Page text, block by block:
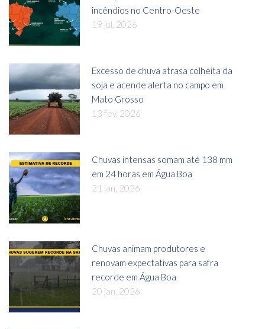
incêndios no Centro-Oeste
19 jul, 2026
Excesso de chuva atrasa colheita da
soja e acende alerta no campo em
Mato Grosso
13 fev, 2026
Chuvas intensas somam até 138 mm
em 24 horas em Água Boa
21 jan, 2026
Chuvas animam produtores e
renovam expectativas para safra
recorde em Água Boa
20 jan, 2026